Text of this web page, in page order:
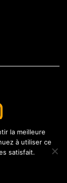
la meilleure
à utiliser ce
satisfait.